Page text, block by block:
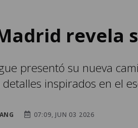
revela
presentó su nueva
inspirados en el
07:09, JUN 03 2026